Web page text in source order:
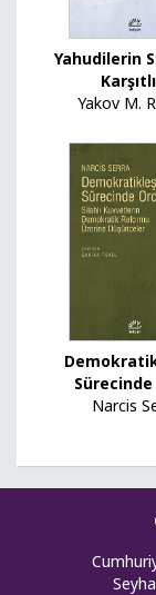
Yahudilerin
Yakov M.
Narcis